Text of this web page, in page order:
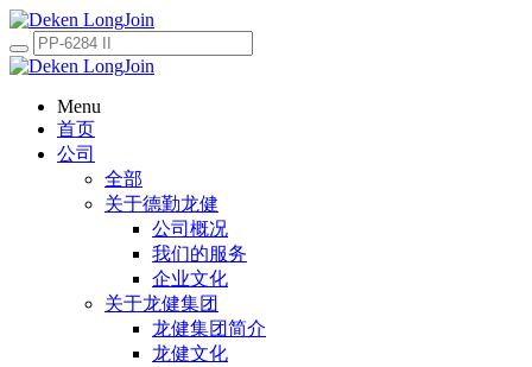
Menu
首页
公司
全部
关于德勤龙健
公司概况
我们的服务
企业文化
关于龙健集团
龙健集团简介
龙健文化